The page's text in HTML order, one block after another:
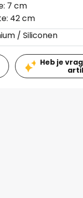
7 cm
42 cm
/ Siliconen
Heb je